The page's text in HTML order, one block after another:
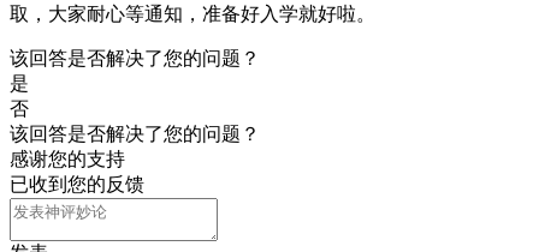
取，大家耐心等通知，准备好入学就好啦。
该回答是否解决了您的问题？
是
否
该回答是否解决了您的问题？
感谢您的支持
已收到您的反馈